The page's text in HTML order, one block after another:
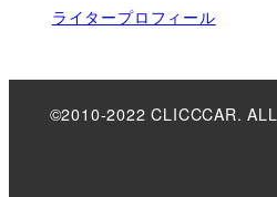
ライタープロフィール
©2010-2022 CLICCCAR.